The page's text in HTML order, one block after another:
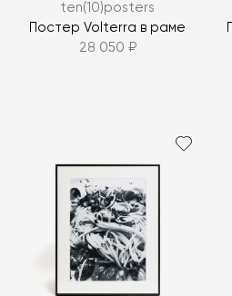
ten(10)posters
Постер Volterra в раме
28 050 ₽